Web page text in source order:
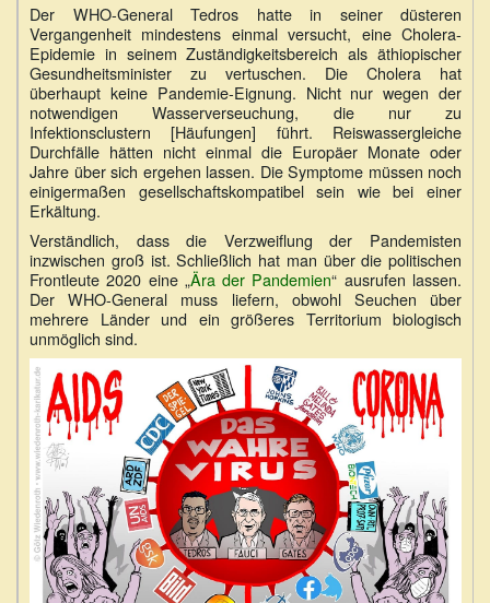
Der WHO-General Tedros hatte in seiner düsteren
Vergangenheit mindestens einmal versucht, eine Cholera-
Epidemie in seinem Zuständigkeitsbereich als äthiopischer
Gesundheitsminister zu vertuschen. Die Cholera hat
überhaupt keine Pandemie-Eignung. Nicht nur wegen der
notwendigen Wasserverseuchung, die nur zu
Infektionsclustern [Häufungen] führt. Reiswassergleiche
Durchfälle hätten nicht einmal die Europäer Monate oder
Jahre über sich ergehen lassen. Die Symptome müssen noch
einigermaßen gesellschaftskompatibel sein wie bei einer
Erkältung.
Verständlich, dass die Verzweiflung der Pandemisten
inzwischen groß ist. Schließlich hat man über die politischen
Frontleute 2020 eine „Ära der Pandemien“ ausrufen lassen.
Der WHO-General muss liefern, obwohl Seuchen über
mehrere Länder und ein größeres Territorium biologisch
unmöglich sind.